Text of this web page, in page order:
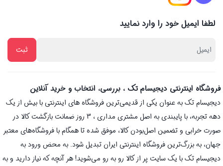
لطفا ایمیل خود را وارد نمایید
فروشگاه اینترنتی دیجیسام تک ، بررسی، انتخاب و خرید آنلاین
دیجیسام تک به عنوان یکی از قدیمی‌ترین فروشگاه های اینترنتی با بیش از یک
دهه تجربه، با پایبندی به اصل مشتری مداری ، 3 روز ضمانت بازگشت کالا در
صورت خرابی و تضمین اصل‌بودن کالا، موفق شده تا همگام با فروشگاه‌های معتبر
جهان، به بزرگ‌ترین فروشگاه اینترنتی ایران تبدیل شود. به محض ورود به
دیجیسام تک با یک سایت پر از کالا رو به رو می‌شوید! هر آنچه که نیاز دارید و به